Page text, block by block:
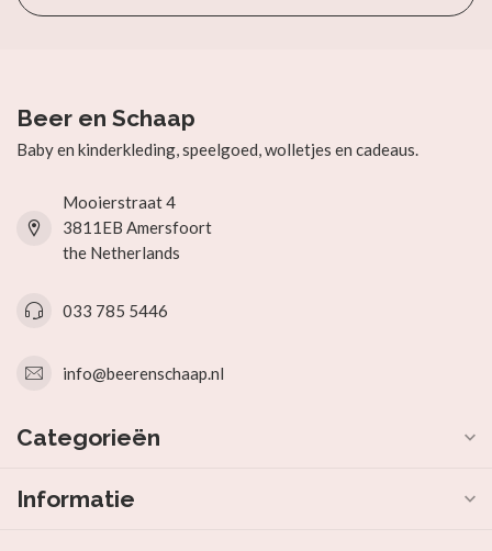
Beer en Schaap
Baby en kinderkleding, speelgoed, wolletjes en cadeaus.
Mooierstraat 4
3811EB Amersfoort
the Netherlands
033 785 5446
info@beerenschaap.nl
Categorieën
Informatie